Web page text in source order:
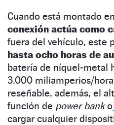
Cuando está montado
conexión actúa como
fuera del vehículo, este
hasta ocho horas de
batería de níquel-metal
3.000 miliamperios/
reseñable, además, el
función de power banko
cargar cualquier